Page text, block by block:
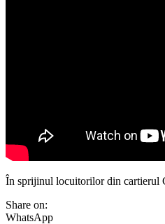
În sprijinul locuitorilor din cartierul
Share on:
WhatsApp